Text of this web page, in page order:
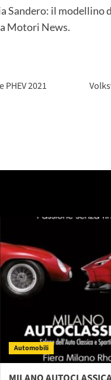
Sandero: il modellino
Motori News.
PHEV 2021
Automobili